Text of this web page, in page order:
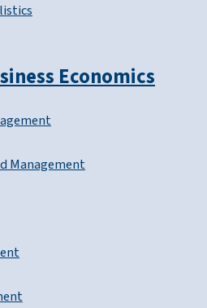
Economics
Management